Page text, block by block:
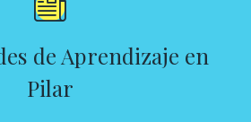
de Aprendizaje en
Pilar